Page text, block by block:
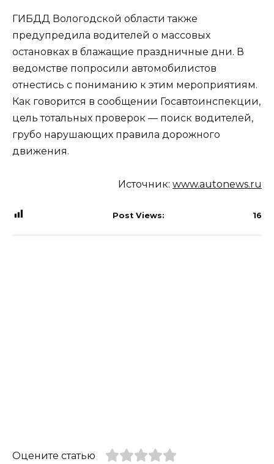
ГИБДД Вологодской области также
предупредила водителей о массовых
остановках в блажащие праздничные дни. В
ведомстве попросили автомобилистов
отнестись с пониманию к этим мероприятиям.
Как говорится в сообщении Госавтоинспекции,
цель тотальных проверок — поиск водителей,
грубо нарушающих правила дорожного
движения.
Источник: www.autonews.ru
Post Views: 16
Оцените статью